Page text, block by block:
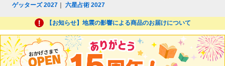
ゲッターズ 2027 ｜六星占術 2027
【お知らせ】地震の影響による商品のお届けについて